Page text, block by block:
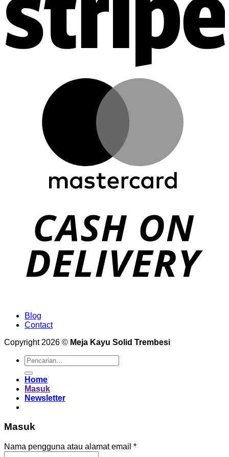
Blog
Contact
Copyright 2026 © Meja Kayu Solid Trembesi
Pencarian
untuk:
Home
Masuk
Newsletter
Masuk
Nama pengguna atau alamat email *Wajib